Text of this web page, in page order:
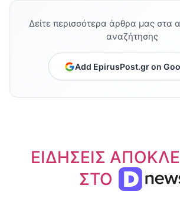
Δείτε περισσότερα άρθρα μας στα
αναζήτησης
Add EpirusPost.gr on
ΕΙΔΗΣΕΙΣ
ΣΤΟ